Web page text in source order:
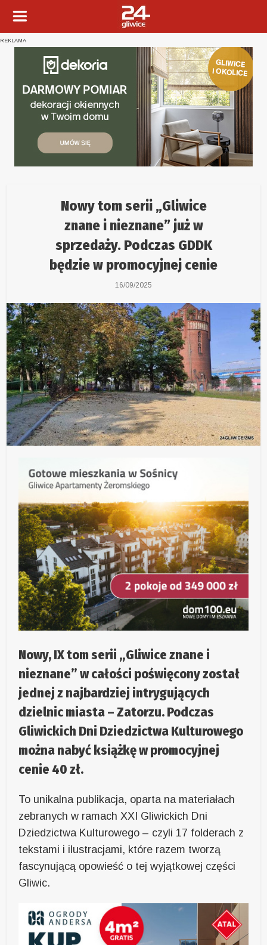
REKLAMA
Nowy tom serii „Gliwice
znane i nieznane” już w
sprzedaży. Podczas GDDK
będzie w promocyjnej cenie
16/09/2025
Nowy, IX tom serii „Gliwice znane i
nieznane” w całości poświęcony został
jednej z najbardziej intrygujących
dzielnic miasta – Zatorzu. Podczas
Gliwickich Dni Dziedzictwa Kulturowego
można nabyć książkę w promocyjnej
cenie 40 zł.
To unikalna publikacja, oparta na materiałach
zebranych w ramach XXI Gliwickich Dni
Dziedzictwa Kulturowego – czyli 17 folderach z
tekstami i ilustracjami, które razem tworzą
fascynującą opowieść o tej wyjątkowej części
Gliwic.